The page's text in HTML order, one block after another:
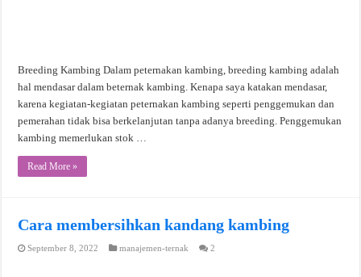
Breeding Kambing Dalam peternakan kambing, breeding kambing adalah
hal mendasar dalam beternak kambing. Kenapa saya katakan mendasar,
karena kegiatan-kegiatan peternakan kambing seperti penggemukan dan
pemerahan tidak bisa berkelanjutan tanpa adanya breeding. Penggemukan
kambing memerlukan stok …
Read More »
Cara membersihkan kandang kambing
September 8, 2022 manajemen-ternak 2